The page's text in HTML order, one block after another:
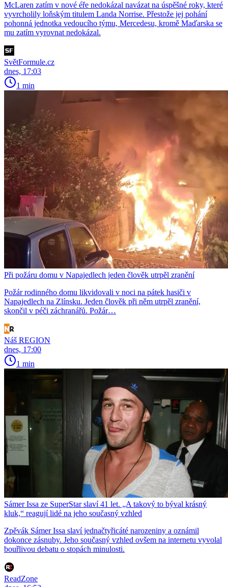
McLaren zatím v nové éře nedokázal navázat na úspěšné roky, které
vyvrcholily loňským titulem Landa Norrise. Přestože jej pohání
pohonná jednotka vedoucího týmu, Mercedesu, kromě Maďarska se
mu zatím vyrovnat nedokázal.
SvětFormule.cz
dnes, 17:03
1 min
Při požáru domu v Napajedlech jeden člověk utrpěl zranění
Požár rodinného domu likvidovali v noci na pátek hasiči v
Napajedlech na Zlínsku. Jeden člověk při něm utrpěl zranění,
skončil v péči záchranářů. Požár…
Náš REGION
dnes, 17:00
1 min
Sámer Issa ze SuperStar slaví 41 let. „A takový to býval krásný
kluk,“ reagují lidé na jeho současný vzhled
Zpěvák Sámer Issa slaví jednačtyřicáté narozeniny a oznámil
dokonce zásnuby. Jeho současný vzhled ovšem na internetu vyvolal
bouřlivou debatu o stopách minulosti.
ReadZone